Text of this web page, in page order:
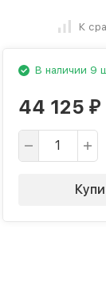
К
В наличии 9
44 125 ₽